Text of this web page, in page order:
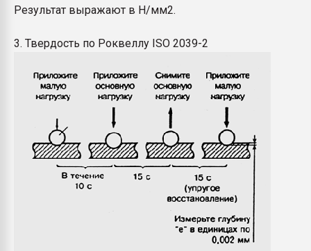
Результат выражают в Н/мм2.
3. Твердость по Роквеллу ISO 2039-2